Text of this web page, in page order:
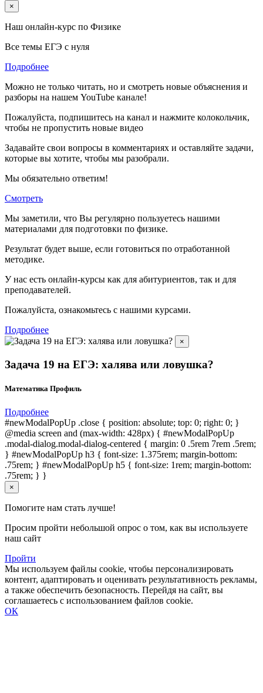
×
Наш онлайн-курс по Физике
Все темы ЕГЭ с нуля
Подробнее
Можно не только читать, но и смотреть новые объяснения и
разборы на нашем YouTube канале!
Пожалуйста, подпишитесь на канал и нажмите колокольчик,
чтобы не пропустить новые видео
Задавайте свои вопросы в комментариях и оставляйте задачи,
которые вы хотите, чтобы мы разобрали.
Мы обязательно ответим!
Смотреть
Мы заметили, что Вы регулярно пользуетесь нашими
материалами для подготовки по физике.
Результат будет выше, если готовиться по отработанной
методике.
У нас есть онлайн-курсы как для абитуриентов, так и для
преподавателей.
Пожалуйста, ознакомьтесь с нашими курсами.
Подробнее
×
Задача 19 на ЕГЭ: халява или ловушка?
Математика Профиль
Подробнее
#newModalPopUp .close { position: absolute; top: 0; right: 0; }
@media screen and (max-width: 428px) { #newModalPopUp
.modal-dialog.modal-dialog-centered { margin: 0 .5rem 7rem .5rem;
} #newModalPopUp h3 { font-size: 1.375rem; margin-bottom:
.75rem; } #newModalPopUp h5 { font-size: 1rem; margin-bottom:
.75rem; } }
×
Помогите нам стать лучше!
Просим пройти небольшой опрос о том, как вы используете
наш сайт
Пройти
Мы используем файлы cookie, чтобы персонализировать
контент, адаптировать и оценивать результативность рекламы,
а также обеспечить безопасность. Перейдя на сайт, вы
соглашаетесь с использованием файлов cookie.
ОК